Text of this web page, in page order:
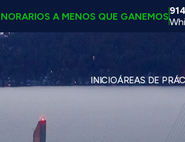
A MENOS QUE GANEMOS
INICIOÁREAS DE